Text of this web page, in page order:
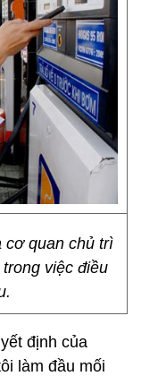
cơ quan chủ trì
việc điều
định của
làm đầu mối